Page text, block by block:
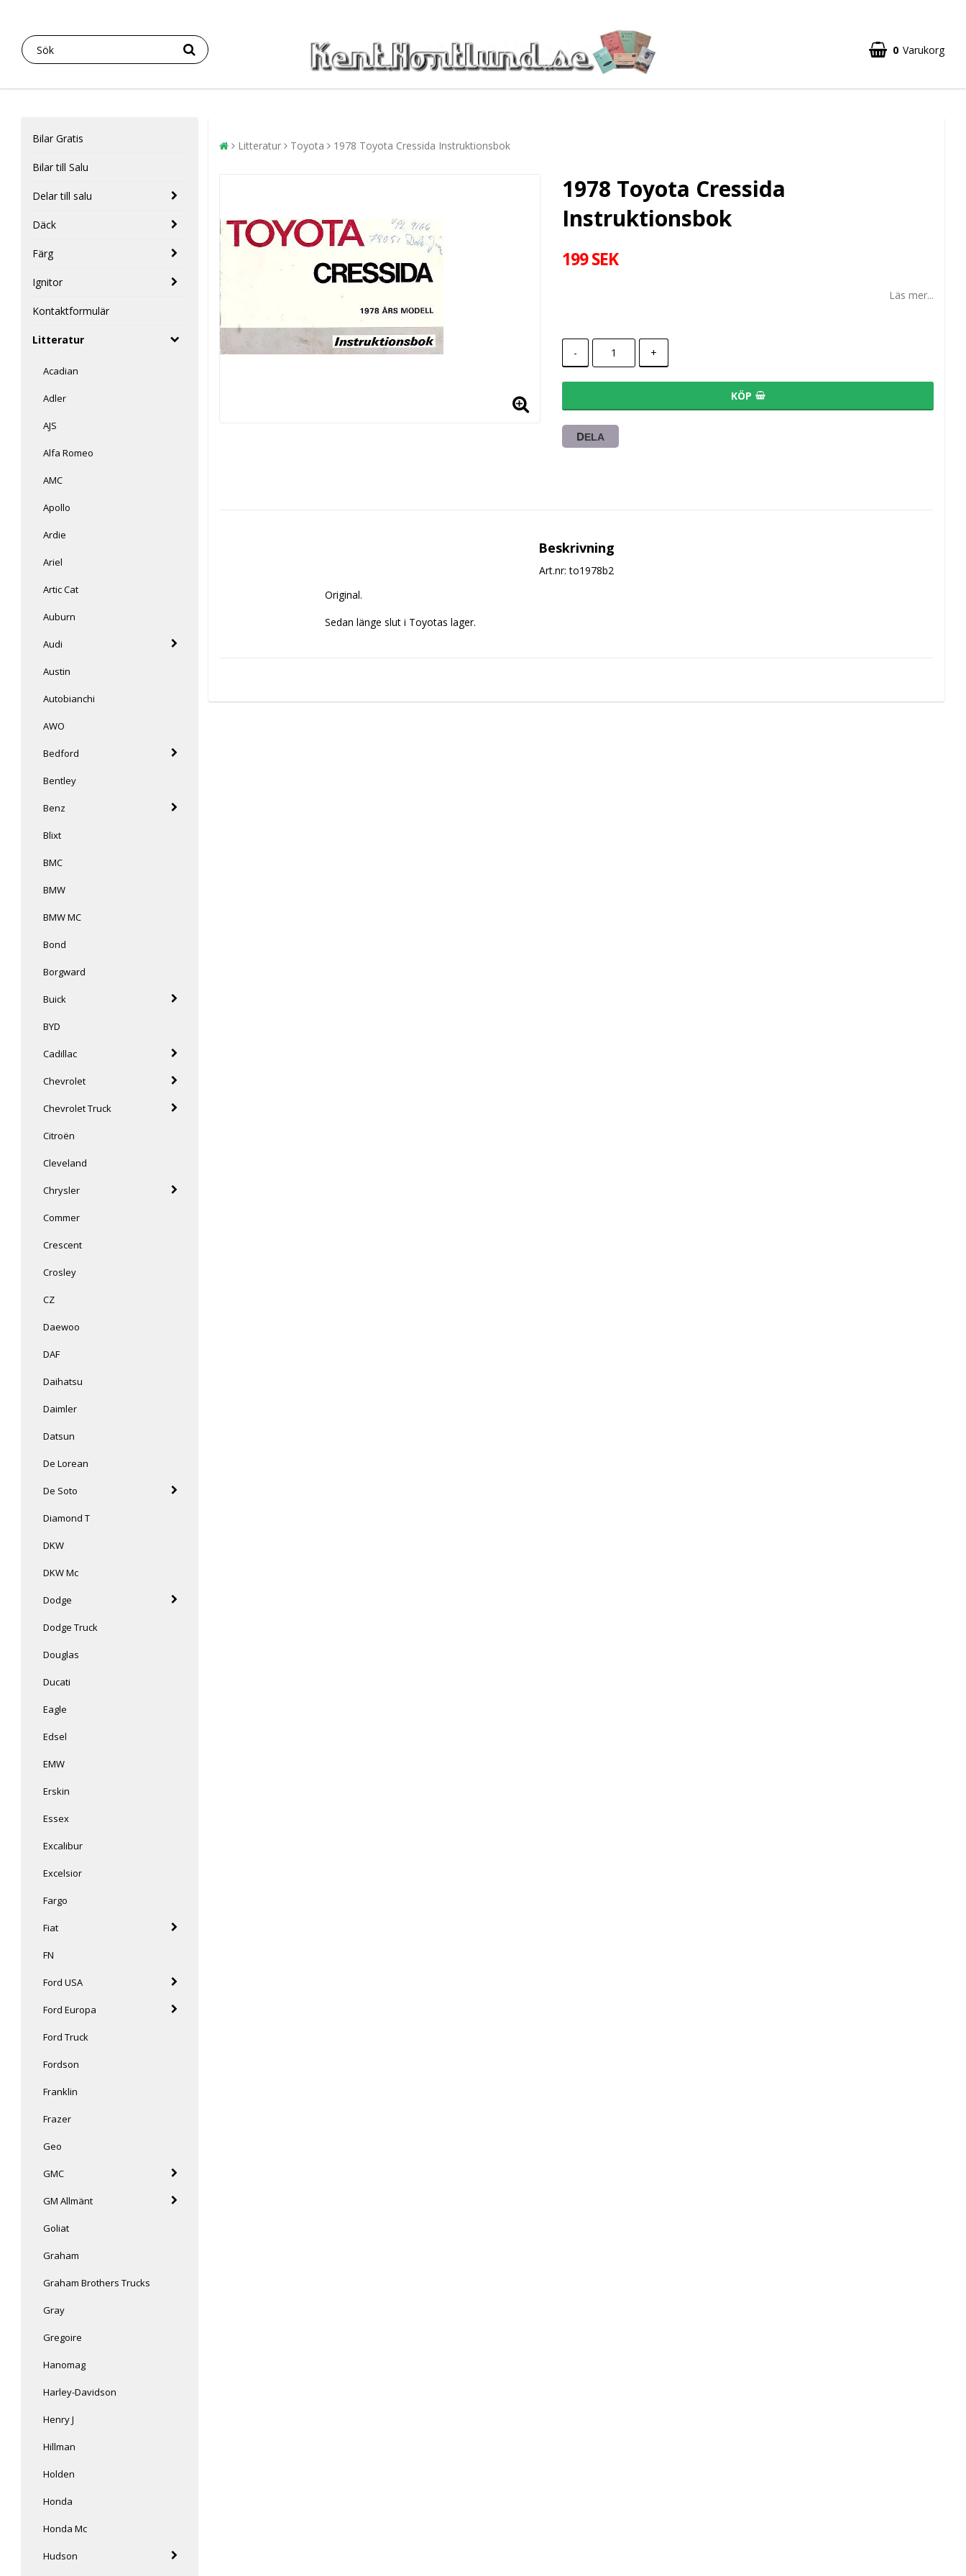
0 Varukorg
Bilar Gratis
Bilar till Salu
Delar till salu
Däck
Färg
Ignitor
Kontaktformulär
Litteratur
Acadian
Adler
AJS
Alfa Romeo
AMC
Apollo
Ardie
Ariel
Artic Cat
Auburn
Audi
Austin
Autobianchi
AWO
Bedford
Bentley
Benz
Blixt
BMC
BMW
BMW MC
Bond
Borgward
Buick
BYD
Cadillac
Chevrolet
Chevrolet Truck
Citroën
Cleveland
Chrysler
Commer
Crescent
Crosley
CZ
Daewoo
DAF
Daihatsu
Daimler
Datsun
De Lorean
De Soto
Diamond T
DKW
DKW Mc
Dodge
Dodge Truck
Douglas
Ducati
Eagle
Edsel
EMW
Erskin
Essex
Excalibur
Excelsior
Fargo
Fiat
FN
Ford USA
Ford Europa
Ford Truck
Fordson
Franklin
Frazer
Geo
GMC
GM Allmänt
Goliat
Graham
Graham Brothers Trucks
Gray
Gregoire
Hanomag
Harley-Davidson
Henry J
Hillman
Holden
Honda
Honda Mc
Hudson
Litteratur Toyota 1978 Toyota Cressida Instruktionsbok
1978 Toyota Cressida
Instruktionsbok
199 SEK
Läs mer...
- +
KÖP
DELA
Beskrivning
Art.nr: to1978b2
Original.
Sedan länge slut i Toyotas lager.